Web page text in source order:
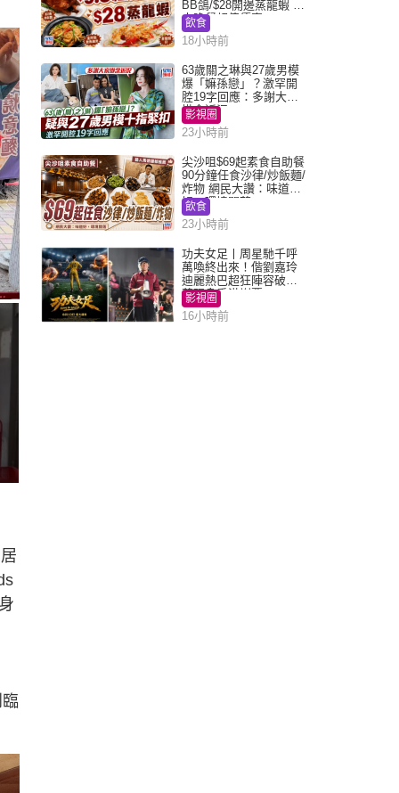
BB鴿/$28開邊蒸龍蝦 3
大晚餐超值優惠
飲食
18小時前
63歲關之琳與27歲男模
爆「嫲孫戀」？激罕開
腔19字回應：多謝大家
掛念近況
影視圈
23小時前
尖沙咀$69起素食自助餐
90分鐘任食沙律/炒飯麵/
炸物 網民大讚：味道
好，環境闊落
飲食
23小時前
功夫女足丨周星馳千呼
萬喚終出來！偕劉嘉玲
迪麗熱巴超狂陣容破天
荒現身香港謝票
影視圈
16小時前